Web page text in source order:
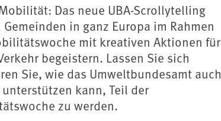
Das neue UBA-Scrollytelling
in ganz Europa im Rahmen
mit kreativen Aktionen für
begeistern. Lassen Sie sich
Sie, wie das Umweltbundesamt auch
kann, Teil der
zu werden.